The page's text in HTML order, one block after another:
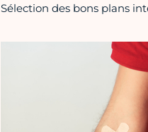
Sélection des bons plans